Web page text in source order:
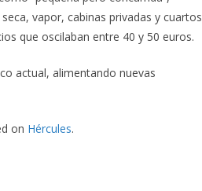
vapor, cabinas privadas y cuartos
que oscilaban entre 40 y 50 euros.
actual, alimentando nuevas
on Hércules.